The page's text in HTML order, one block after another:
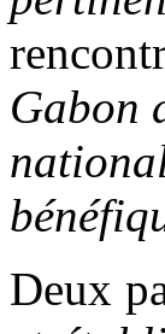
Gabon
Deux